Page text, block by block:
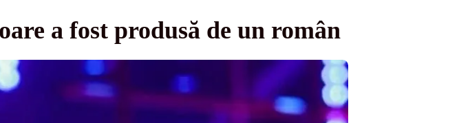
a fost produsă de un român